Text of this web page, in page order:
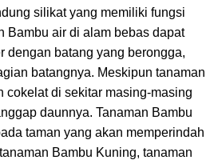
silikat yang memiliki fungsi
Bambu air di alam bebas dapat
dengan batang yang berongga,
batangnya. Meskipun tanaman
cokelat di sekitar masing-masing
daunnya. Tanaman Bambu
taman yang akan memperindah
Bambu Kuning, tanaman